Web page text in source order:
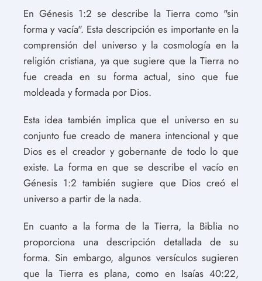
En Génesis 1:2 se describe la Tierra como "sin
forma y vacía". Esta descripción es importante en la
comprensión del universo y la cosmología en la
religión cristiana, ya que sugiere que la Tierra no
fue creada en su forma actual, sino que fue
moldeada y formada por Dios.
Esta idea también implica que el universo en su
conjunto fue creado de manera intencional y que
Dios es el creador y gobernante de todo lo que
existe. La forma en que se describe el vacío en
Génesis 1:2 también sugiere que Dios creó el
universo a partir de la nada.
En cuanto a la forma de la Tierra, la Biblia no
proporciona una descripción detallada de su
forma. Sin embargo, algunos versículos sugieren
que la Tierra es plana, como en Isaías 40:22,